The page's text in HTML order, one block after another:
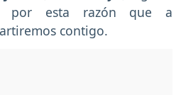
por esta razón que a
contigo.